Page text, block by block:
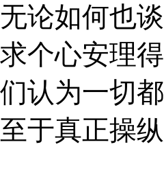
论如何也
个心安理
认为一切
于真正操